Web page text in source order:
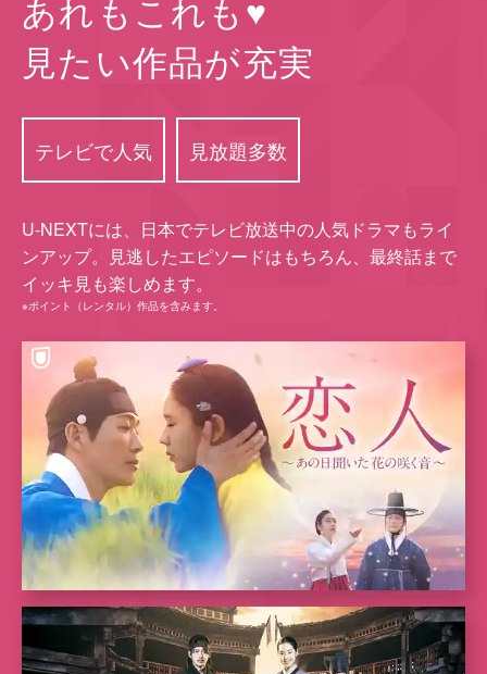
⾒たい作品が充実
テレビで人気 見放題多数
U-NEXTには、⽇本でテレビ放送中の⼈気ドラマもライ
ンアップ。⾒逃したエピソードはもちろん、最終話まで
イッキ⾒も楽しめます。
※ポイント（レンタル）作品を含みます。